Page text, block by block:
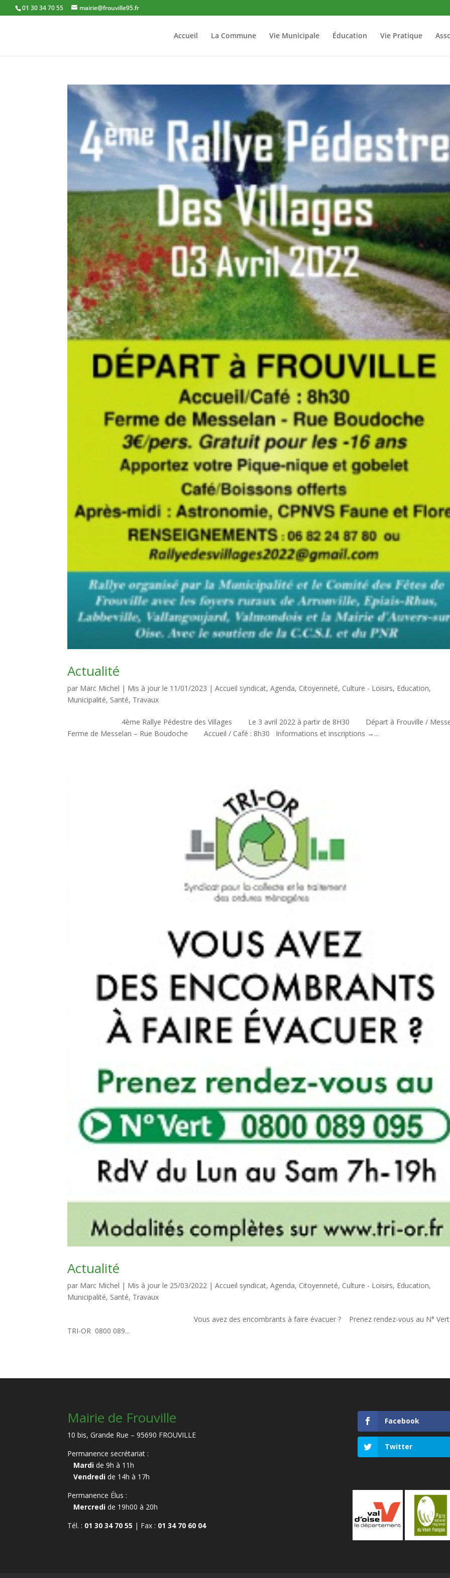
01 30 34 70 55 mairie@frouville95.fr
Accueil La Commune Vie Municipale Éducation Vie Pratique
Actualité
par Marc Michel | Mis à jour le 11/01/2023 |Accueil syndicat,Agenda, Citoyenneté, Culture - Loisirs, Education,
Municipalité, Santé, Travaux
4ème Rallye Pédestre des Villages Le 3 avril 2022 à partir de 8H30 Départ à Frouville /
Ferme de Messelan – Rue Boudoche Accueil / Café : 8h30 Informations et inscriptions →...
Actualité
par Marc Michel | Mis à jour le 25/03/2022 |Accueil syndicat,Agenda, Citoyenneté, Culture - Loisirs, Education,
Municipalité, Santé, Travaux
Vous avez des encombrants à faire évacuer ? Prenez rendez-vous au N° Vert
TRI-OR 0800 089...
Mairie de Frouville
10 bis, Grande Rue – 95690 FROUVILLE
Permanence secrétariat :
Mardi de 9h à 11h
Vendredi de 14h à 17h
Permanence Élus :
Mercredi de 19h00 à 20h
Tél. : 01 30 34 70 55 | Fax : 01 34 70 60 04
Facebook
Twitter